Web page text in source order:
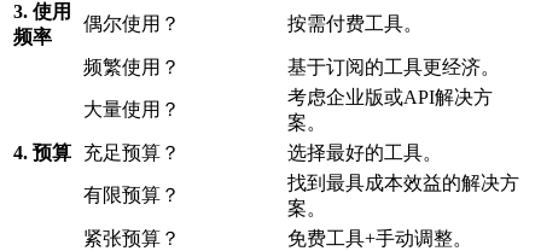
3. 使用
频率
偶尔使用？ 按需付费工具。
频繁使用？ 基于订阅的工具更经济。
大量使用？
考虑企业版或API解决方
案。
4. 预算
充足预算？ 选择最好的工具。
有限预算？
找到最具成本效益的解决方
案。
紧张预算？
免费工具+手动调整。